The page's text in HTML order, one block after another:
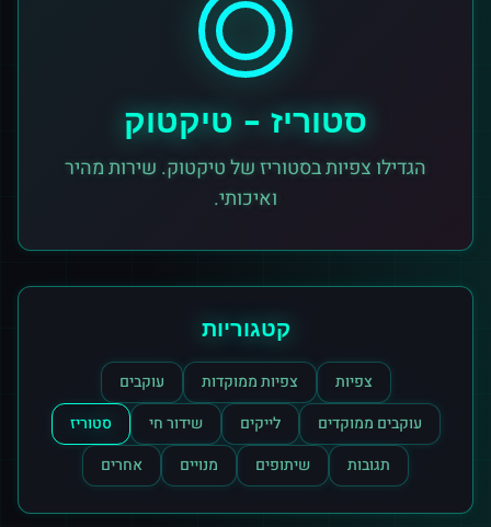
סטוריז - טיקטוק
הגדילו צפיות בסטוריז של טיקטוק. שירות מהיר
ואיכותי.
קטגוריות
צפיות צפיות ממוקדות
עוקבים
עוקבים ממוקדים
לייקים שידור חי
סטוריז
תגובות
שיתופים מנויים אחרים